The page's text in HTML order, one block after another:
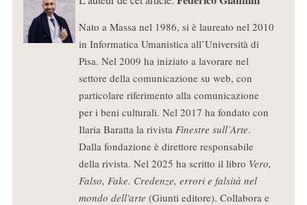
Nato a Massa nel 1986, si è laureato nel 2010
in Informatica Umanistica all’Università di
Pisa. Nel 2009 ha iniziato a lavorare nel
settore della comunicazione su web, con
particolare riferimento alla comunicazione
per i beni culturali. Nel 2017 ha fondato con
Ilaria Baratta la rivista Finestre sull’Arte.
Dalla fondazione è direttore responsabile
della rivista. Nel 2025 ha scritto il libro Vero,
Falso, Fake. Credenze, errori e falsità nel
mondo dell'arte (Giunti editore). Collabora e